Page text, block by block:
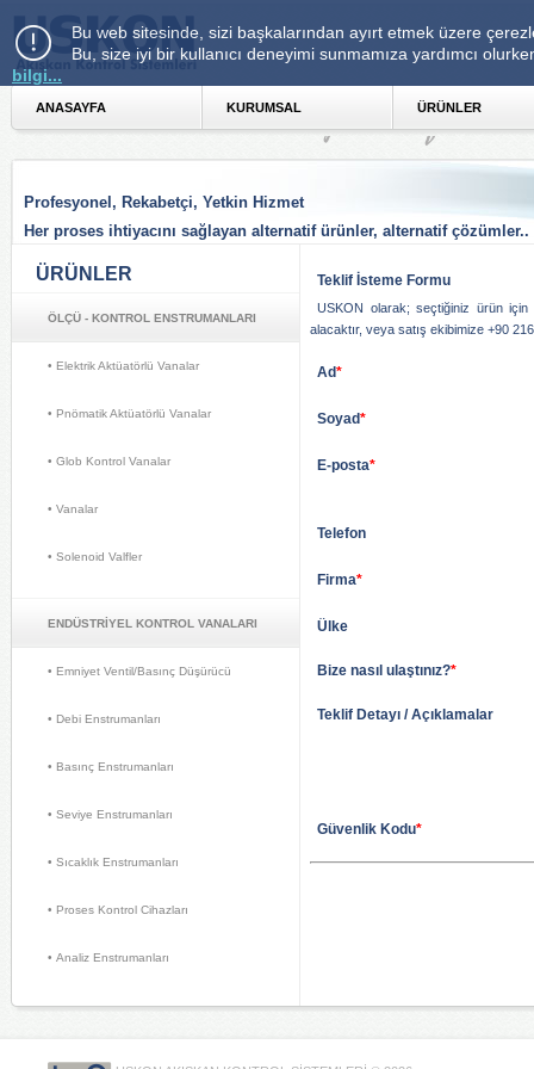
Bu web sitesinde, sizi başkalarından ayırt etmek üzere
Bu, size iyi bir kullanıcı deneyimi sunmamıza yardımcı
bilgi...
ANASAYFA KURUMSAL ÜRÜNLER
Profesyonel, Rekabetçi, Yetkin Hizmet
Her proses ihtiyacını sağlayan alternatif ürünler, alternatif çözümler..
ÜRÜNLER
ÖLÇÜ - KONTROL ENSTRUMANLARI
• Elektrik Aktüatörlü Vanalar
• Pnömatik Aktüatörlü Vanalar
• Glob Kontrol Vanalar
• Vanalar
• Solenoid Valfler
ENDÜSTRİYEL KONTROL VANALARI
• Emniyet Ventil/Basınç Düşürücü
• Debi Enstrumanları
• Basınç Enstrumanları
• Seviye Enstrumanları
• Sıcaklık Enstrumanları
• Proses Kontrol Cihazları
• Analiz Enstrumanları
Teklif İsteme Formu
USKON olarak; seçtiğiniz ürün için
alacaktır, veya satış ekibimize +90
Ad*
Soyad*
E-posta*
Telefon
Firma*
Ülke
Bize nasıl ulaştınız?*
Teklif Detayı / Açıklamalar
Güvenlik Kodu*